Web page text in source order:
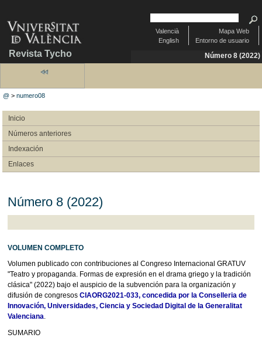
Revista Tycho
Mapa Web
Entorno de usuario
Valencià
English
Número 8 (2022)
@ >numero08
Inicio
Números anteriores
Indexación
Enlaces
Número 8 (2022)
VOLUMEN COMPLETO
Volumen publicado con contribuciones al Congreso Internacional GRATUV
"Teatro y propaganda. Formas de expresión en el drama griego y la tradición
clásica" (2022) bajo el auspicio de la subvención para la organización y
difusión de congresos CIAORG2021-033, concedida por la Conselleria de
Innovación, Universidades, Ciencia y Sociedad Digital de la Generalitat
Valenciana.
SUMARIO